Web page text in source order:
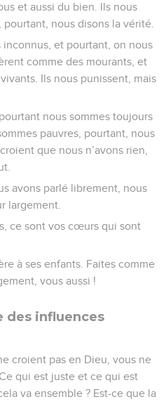
et aussi du bien. Ils nous
nous disons la vérité.
et pourtant, on nous
comme des mourants, et
Ils nous punissent, mais
nous sommes toujours
pauvres, pourtant, nous
que nous n’avons rien,
avons parlé librement, nous
largement.
ce sont vos cœurs qui sont
à ses enfants. Faites comme
vous aussi !
des influences
croient pas en Dieu, vous ne
qui est juste et ce qui est
va ensemble ? Est-ce que la